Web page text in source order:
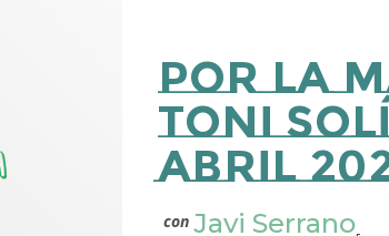
Por la
Toni
Abril
con Javi Serrano